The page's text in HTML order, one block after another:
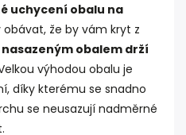
uchycení obalu na
že by vám kryt z
nasazeným obalem drží
výhodou obalu je
díky kterému se snadno
se neusazují nadměrné